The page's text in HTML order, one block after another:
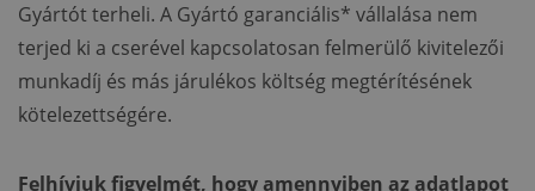
Gyártót terheli. A Gyártó garanciális* vállalása nem
terjed ki a cserével kapcsolatosan felmerülő kivitelezői
munkadíj és más járulékos költség megtérítésének
kötelezettségére.
Felhívjuk figyelmét, hogy amennyiben az adatlapot